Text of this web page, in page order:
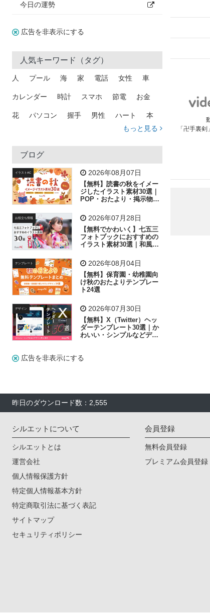
今日の運勢
広告を非表示にする
人気キーワード（タグ）
人 プール 海 家 電話 女性 車
カレンダー 時計 スマホ 節電 お金
花 パソコン 握手 男性 ハート 本
トラック 木
吹き出し
飛行機 グラフ ビル 魚 家族 書類
歩く 工場 会社 太陽 キラキラ
子供 作業員 葉 相談 ピクトグラム
もっと見る
ブログ
イラストAC 2026年08月07日
【無料】読書の秋をイメー
ジしたイラスト素材30選｜
POP・おたより・掲示物に
お役立ち情報 2026年07月28日
【無料でかわいく】七五三
フォトブックにおすすめの
イラスト素材30選｜和風の
テンプレート 2026年08月04日
【無料】保育園・幼稚園向
け秋のおたよりテンプレー
ト24選
デザイン 2026年07月30日
【無料】X（Twitter）ヘッ
ダーテンプレート30選｜か
わいい・シンプルなどデザ
広告を非表示にする
「卍手裏
昨日のダウンロード数：2,555
シルエットについて
シルエットとは
運営会社
個人情報保護方針
特定個人情報基本方針
特定商取引法に基づく表記
サイトマップ
セキュリティポリシー
会員登録
無料会員登録
プレミアム会員登録